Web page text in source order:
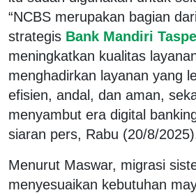
“NCBS merupakan bagian
strategis Bank Mandiri
meningkatkan kualitas
menghadirkan layanan yang
efisien, andal, dan aman,
menyambut era digital
siaran pers, Rabu (20/8/
Menurut Maswar, migrasi
menyesuaikan kebutuhan